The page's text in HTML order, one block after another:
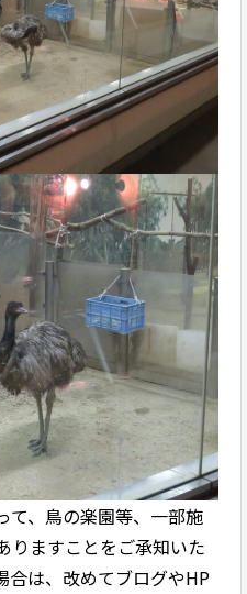
て、鳥の楽園等、一部施
りますことをご承知いた
合は、改めてブログやHP